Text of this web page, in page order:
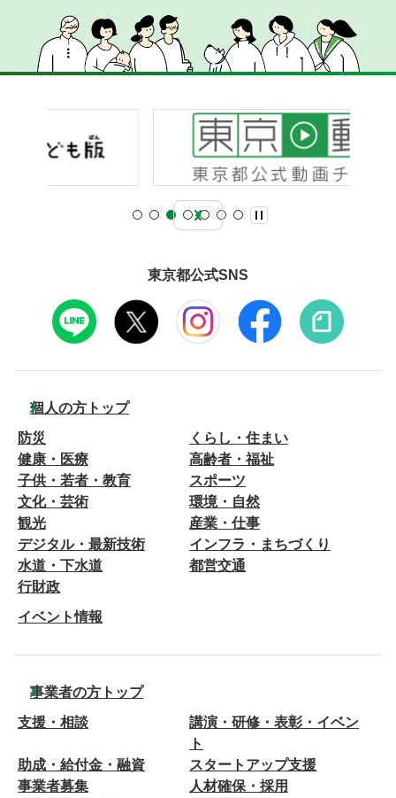
東京都公式SNS
個人の方トップ
防災
くらし・住まい
健康・医療
高齢者・福祉
子供・若者・教育
スポーツ
文化・芸術
環境・自然
観光
産業・仕事
デジタル・最新技術
インフラ・まちづくり
水道・下水道
都営交通
行財政
イベント情報
事業者の方トップ
支援・相談
講演・研修・表彰・イベン
ト
助成・給付金・融資
スタートアップ支援
事業者募集
人材確保・採用